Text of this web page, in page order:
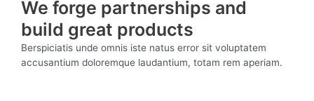
We forge partnerships and
build great products
Berspiciatis unde omnis iste natus error sit voluptatem
accusantium doloremque laudantium, totam rem aperiam.